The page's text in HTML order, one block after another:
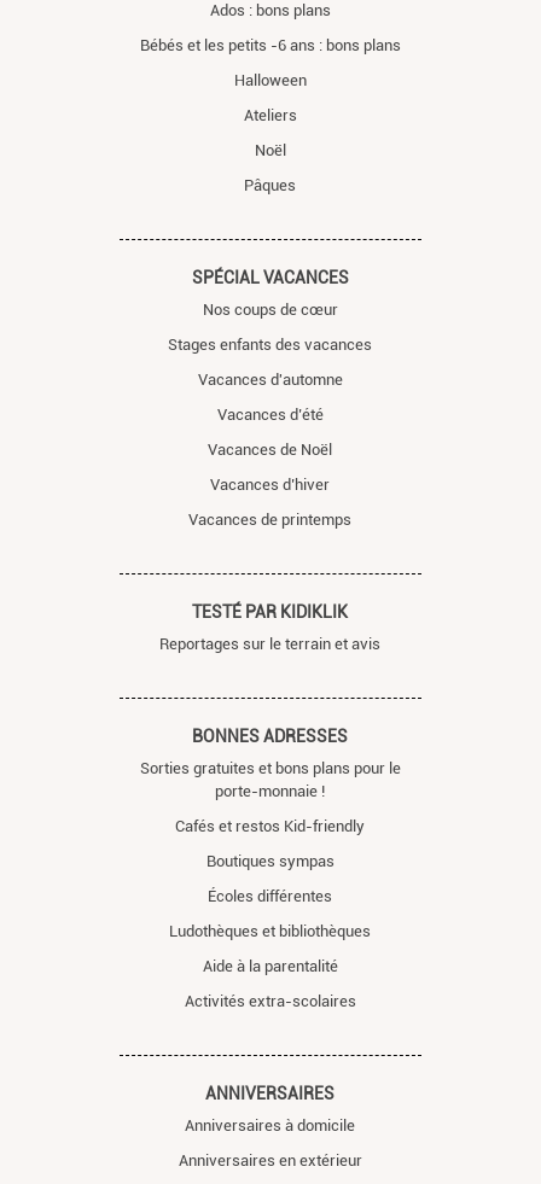
Ados : bons plans
Bébés et les petits -6 ans : bons plans
Halloween
Ateliers
Noël
Pâques
SPÉCIAL VACANCES
Nos coups de cœur
Stages enfants des vacances
Vacances d'automne
Vacances d’été
Vacances de Noël
Vacances d’hiver
Vacances de printemps
TESTÉ PAR KIDIKLIK
Reportages sur le terrain et avis
BONNES ADRESSES
Sorties gratuites et bons plans pour le
porte-monnaie !
Cafés et restos Kid-friendly
Boutiques sympas
Écoles différentes
Ludothèques et bibliothèques
Aide à la parentalité
Activités extra-scolaires
ANNIVERSAIRES
Anniversaires à domicile
Anniversaires en extérieur